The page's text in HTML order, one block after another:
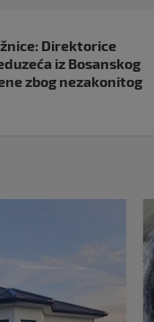
Direktorice
iz Bosanskog
zbog nezakonitog